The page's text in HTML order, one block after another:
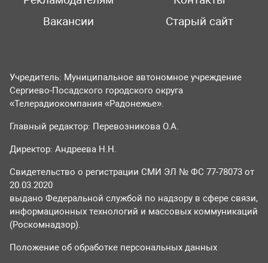
Вакансии
Старый сайт
Учредитель: Муниципальное автономное учреждение
Сергиево-Посадского городского округа
«Телерадиокомпания «Радонежье».
Главный редактор: Перевозникова О.А.
Директор: Андреева Н.Н.
Свидетельство о регистрации СМИ ЭЛ № ФС 77-78073 от
20.03.2020
выдано Федеральной службой по надзору в сфере связи,
информационных технологий и массовых коммуникаций
(Роскомнадзор).
Положение об обработке персональных данных